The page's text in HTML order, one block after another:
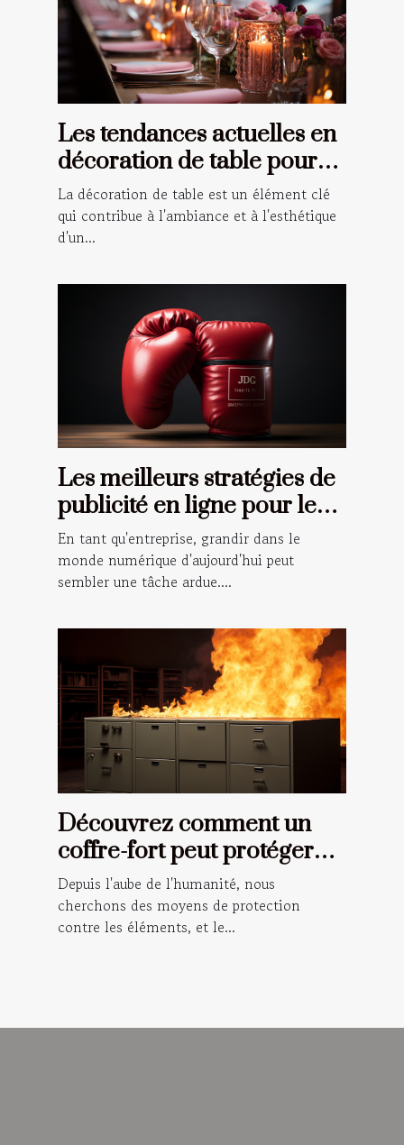
Les tendances actuelles en
décoration de table pour
les événements spéciaux
La décoration de table est un élément clé
qui contribue à l'ambiance et à l'esthétique
d'un...
Les meilleurs stratégies de
publicité en ligne pour les
petites entreprises
En tant qu'entreprise, grandir dans le
monde numérique d'aujourd'hui peut
sembler une tâche ardue....
Découvrez comment un
coffre-fort peut protéger
vos documents importants
en cas d'incendie
Depuis l'aube de l'humanité, nous
cherchons des moyens de protection
contre les éléments, et le...